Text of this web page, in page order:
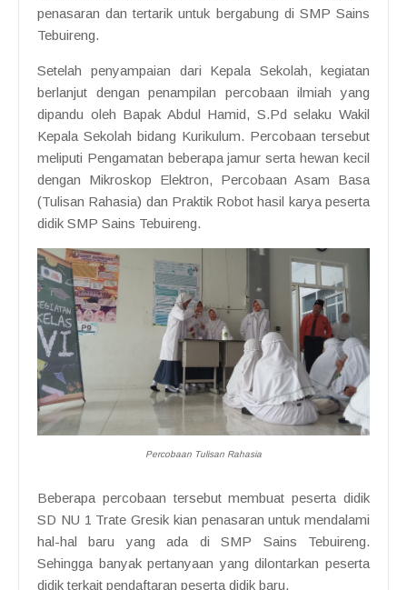
penasaran dan tertarik untuk bergabung di SMP Sains
Tebuireng.
Setelah penyampaian dari Kepala Sekolah, kegiatan
berlanjut dengan penampilan percobaan ilmiah yang
dipandu oleh Bapak Abdul Hamid, S.Pd selaku Wakil
Kepala Sekolah bidang Kurikulum. Percobaan tersebut
meliputi Pengamatan beberapa jamur serta hewan kecil
dengan Mikroskop Elektron, Percobaan Asam Basa
(Tulisan Rahasia) dan Praktik Robot hasil karya peserta
didik SMP Sains Tebuireng.
Percobaan Tulisan Rahasia
Beberapa percobaan tersebut membuat peserta didik
SD NU 1 Trate Gresik kian penasaran untuk mendalami
hal-hal baru yang ada di SMP Sains Tebuireng.
Sehingga banyak pertanyaan yang dilontarkan peserta
didik terkait pendaftaran peserta didik baru.